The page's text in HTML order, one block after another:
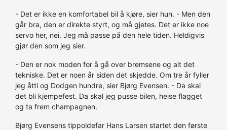
- Det er ikke en komfortabel bil å kjøre, sier hun. - Men den
går bra, den er direkte styrt, og må gjetes. Det er ikke noe
servo her, nei. Jeg må passe på den hele tiden. Heldigvis
gjør den som jeg sier.
- Den er nok moden for å gå over bremsene og alt det
tekniske. Det er noen år siden det skjedde. Om tre år fyller
jeg åtti og Dodgen hundre, sier Bjørg Evensen. - Da skal
det bli kjempefest. Da skal jeg pusse bilen, heise flagget
og ta frem champagnen.
Bjørg Evensens tippoldefar Hans Larsen startet den første